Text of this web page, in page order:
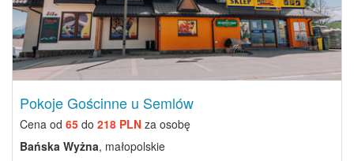
Pokoje Gościnne u Semlów
Cena od 65 do 218 PLN za osobę
Bańska Wyżna, małopolskie